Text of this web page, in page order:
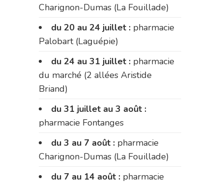
Charignon-Dumas (La Fouillade)
du 20 au 24 juillet : pharmacie
Palobart (Laguépie)
du 24 au 31 juillet : pharmacie
du marché (2 allées Aristide
Briand)
du 31 juillet au 3 août :
pharmacie Fontanges
du 3 au 7 août : pharmacie
Charignon-Dumas (La Fouillade)
du 7 au 14 août : pharmacie